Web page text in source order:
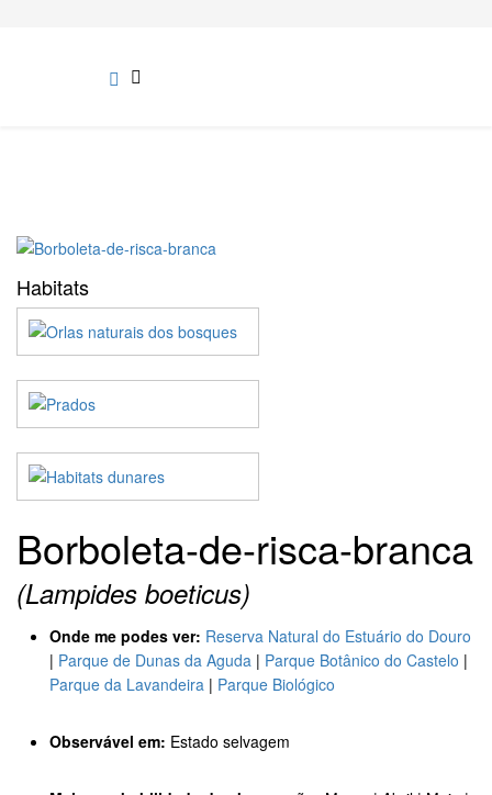
Habitats
Borboleta-de-risca-branca
(Lampides boeticus)
Onde me podes ver: Reserva Natural do Estuário do Douro
| Parque de Dunas da Aguda | Parque Botânico do Castelo |
Parque da Lavandeira | Parque Biológico
Observável em: Estado selvagem